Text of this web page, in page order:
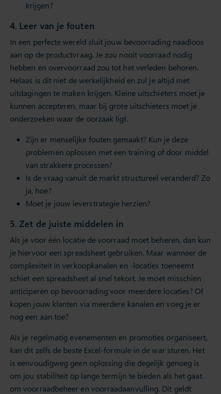
krijgen?
4. Leer van je fouten
In een perfecte wereld sluit jouw bevoorrading naadloos
aan op de productvraag. Je zou nooit voorraad nodig
hebben en overvoorraad zou tot het verleden behoren.
Helaas is dit niet de werkelijkheid en zul je altijd met
uitdagingen te maken krijgen. Kleine uitschieters moet je
kunnen accepteren, maar bij grote uitschieters moet je
onderzoeken waar de oorzaak ligt.
Zijn er menselijke fouten gemaakt? Kun je deze
problemen oplossen met een training of door middel
van strakkere processen?
Is de vraag vanuit de markt structureel veranderd? Zo
ja, hoe?
Moet je jouw leverstrategie herzien?
5. Zet de juiste middelen in
Als je voor één locatie de voorraad moet beheren, dan kun
je hiervoor een spreadsheet gebruiken. Maar wanneer de
complexiteit in verkoopkanalen en -locaties toeneemt
schiet een spreadsheet al snel tekort. Je moet misschien
anticiperen op bevoorrading voor meerdere locaties? Of
kopen jouw klanten via meerdere kanalen en voeg je er
nog een aan toe?
Als je regelmatig evenementen en promoties organiseert,
kan dit zelfs de beste Excel-formule in de war sturen. Het
is eenvoudigweg geen oplossing die degelijk genoeg is
om jou stabiliteit op lange termijn te bieden als het gaat
om voorraadbeheer en voorraadaanvulling. Dit geldt